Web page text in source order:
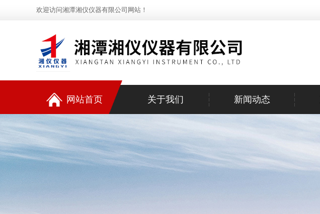
欢迎访问湘潭湘仪仪器有限公司网站！
网站首页 关于我们 新闻动态